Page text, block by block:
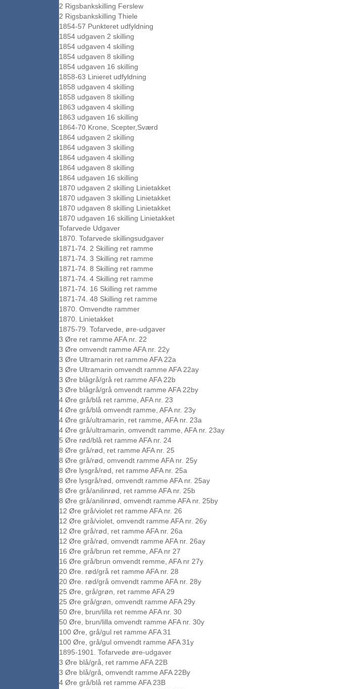
2 Rigsbankskilling Ferslew
2 Rigsbankskilling Thiele
1854-57 Punkteret udfyldning
1854 udgaven 2 skilling
1854 udgaven 4 skilling
1854 udgaven 8 skilling
1854 udgaven 16 skilling
1858-63 Linieret udfyldning
1858 udgaven 4 skilling
1858 udgaven 8 skilling
1863 udgaven 4 skilling
1863 udgaven 16 skilling
1864-70 Krone, Scepter,Sværd
1864 udgaven 2 skilling
1864 udgaven 3 skilling
1864 udgaven 4 skilling
1864 udgaven 8 skilling
1864 udgaven 16 skilling
1870 udgaven 2 skilling Linietakket
1870 udgaven 3 skilling Linietakket
1870 udgaven 8 skilling Linietakket
1870 udgaven 16 skilling Linietakket
Tofarvede Udgaver
1870. Tofarvede skillingsudgaver
1871-74. 2 Skilling ret ramme
1871-74. 3 Skilling ret ramme
1871-74. 8 Skilling ret ramme
1871-74. 4 Skilling ret ramme
1871-74. 16 Skilling ret ramme
1871-74. 48 Skilling ret ramme
1870. Omvendte rammer
1870. Linietakket
1875-79. Tofarvede, øre-udgaver
3 Øre ret ramme AFA nr. 22
3 Øre omvendt ramme AFA nr. 22y
3 Øre Ultramarin ret ramme AFA 22a
3 Øre Ultramarin omvendt ramme AFA 22ay
3 Øre blågrå/grå ret ramme AFA 22b
3 Øre blågrå/grå omvendt ramme AFA 22by
4 Øre grå/blå ret ramme, AFA nr. 23
4 Øre grå/blå omvendt ramme, AFA nr. 23y
4 Øre grå/ultramarin, ret ramme, AFA nr. 23a
4 Øre grå/ultramarin, omvendt ramme, AFA nr. 23ay
5 Øre rød/blå ret ramme AFA nr. 24
8 Øre grå/rød, ret ramme AFA nr. 25
8 Øre grå/rød, omvendt ramme AFA nr. 25y
8 Øre lysgrå/rød, ret ramme AFA nr. 25a
8 Øre lysgrå/rød, omvendt ramme AFA nr. 25ay
8 Øre grå/anilinrød, ret ramme AFA nr. 25b
8 Øre grå/anilinrød, omvendt ramme AFA nr. 25by
12 Øre grå/violet ret ramme AFA nr. 26
12 Øre grå/violet, omvendt ramme AFA nr. 26y
12 Øre grå/rød, ret ramme AFA nr. 26a
12 Øre grå/rød, omvendt ramme AFA nr. 26ay
16 Øre grå/brun ret remme, AFA nr 27
16 Øre grå/brun omvendt remme, AFA nr 27y
20 Øre. rød/grå ret ramme AFA nr. 28
20 Øre. rød/grå omvendt ramme AFA nr. 28y
25 Øre, grå/grøn, ret ramme AFA 29
25 Øre grå/grøn, omvendt ramme AFA 29y
50 Øre, brun/lilla ret remme AFA nr. 30
50 Øre, brun/lilla omvendt ramme AFA nr. 30y
100 Øre, grå/gul ret ramme AFA 31
100 Øre, grå/gul omvendt ramme AFA 31y
1895-1901. Tofarvede øre-udgaver
3 Øre blå/grå, ret ramme AFA 22B
3 Øre blå/grå, omvendt ramme AFA 22By
4 Øre grå/blå ret ramme AFA 23B